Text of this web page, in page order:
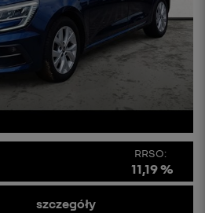
RRSO:
11,19 %
szczegóły